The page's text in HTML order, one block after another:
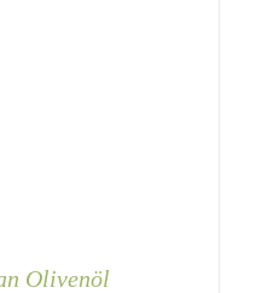
Olivenöl